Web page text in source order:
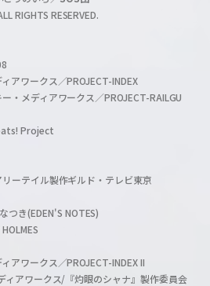
RIGHTS RESERVED.
アワークス／PROJECT-INDEX
・メディアワークス／PROJECT-RAILGU
Project
ーテイル製作ギルド・テレビ東京
き(EDEN'S NOTES)
アワークス／PROJECT-INDEX II
アワークス/『灼眼のシャナ』製作委員会